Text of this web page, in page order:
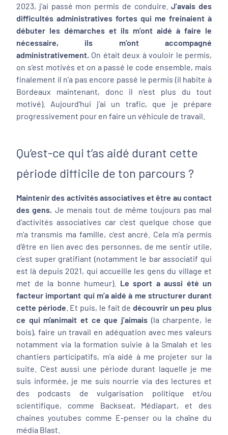
2023, j’ai passé mon permis de conduire.J’avais des
difficultés administratives fortes qui me freinaient à
débuter les démarches et ils m’ont aidé à faire le
nécessaire, ils m’ont accompagné
administrativement. On était deux à vouloir le permis,
on s’est motivés et on a passé le code ensemble, mais
finalement il n'a pas encore passé le permis (il habite à
Bordeaux maintenant, donc il n’est plus du tout
motivé). Aujourd’hui j’ai un trafic, que je prépare
progressivement pour en faire un véhicule de travail.
Qu’est-ce qui t’as aidé durant cette
période difficile de ton parcours ?
Maintenir des activités associatives et être au contact
des gens. Je menais tout de même toujours pas mal
d’activités associatives car c’est quelque chose que
m’a transmis ma famille, c’est ancré. Cela m’a permis
d’être en lien avec des personnes, de me sentir utile,
c’est super gratifiant (notamment le bar associatif qui
est là depuis 2021, qui accueille les gens du village et
met de la bonne humeur). Le sport a aussi été un
facteur important qui m’a aidé à me structurer durant
cette période . Et puis, le fait de découvrir un peu plus
ce qui m'animait et ce que j’aimais (la charpente, le
bois), faire un travail en adéquation avec mes valeurs
notamment via la formation suivie à la Smalah et les
chantiers participatifs, m'a aidé à me projeter sur la
suite. C’est aussi une période durant laquelle je me
suis informée, je me suis nourrie via des lectures et
des podcasts de vulgarisation politique et/ou
scientifique, comme Backseat, Médiapart, et des
chaines youtubes comme E-penser ou la chaîne du
média Blast.